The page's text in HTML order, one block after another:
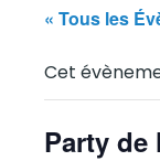
« Tous les
Cet
Party de